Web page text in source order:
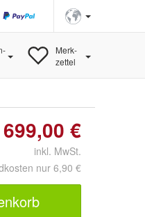
Merk-
zettel
699,00 €
inkl. MwSt.
nur 6,90 €